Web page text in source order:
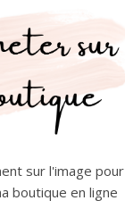
sur l'image pour
boutique en ligne